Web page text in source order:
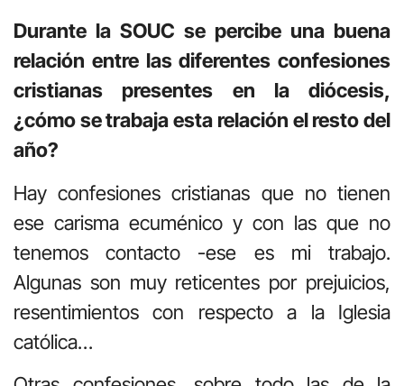
Durante la SOUC se percibe una buena
relación entre las diferentes confesiones
cristianas presentes en la diócesis,
¿cómo se trabaja esta relación el resto del
año?
Hay confesiones cristianas que no tienen
ese carisma ecuménico y con las que no
tenemos contacto -ese es mi trabajo.
Algunas son muy reticentes por prejuicios,
resentimientos con respecto a la Iglesia
católica…